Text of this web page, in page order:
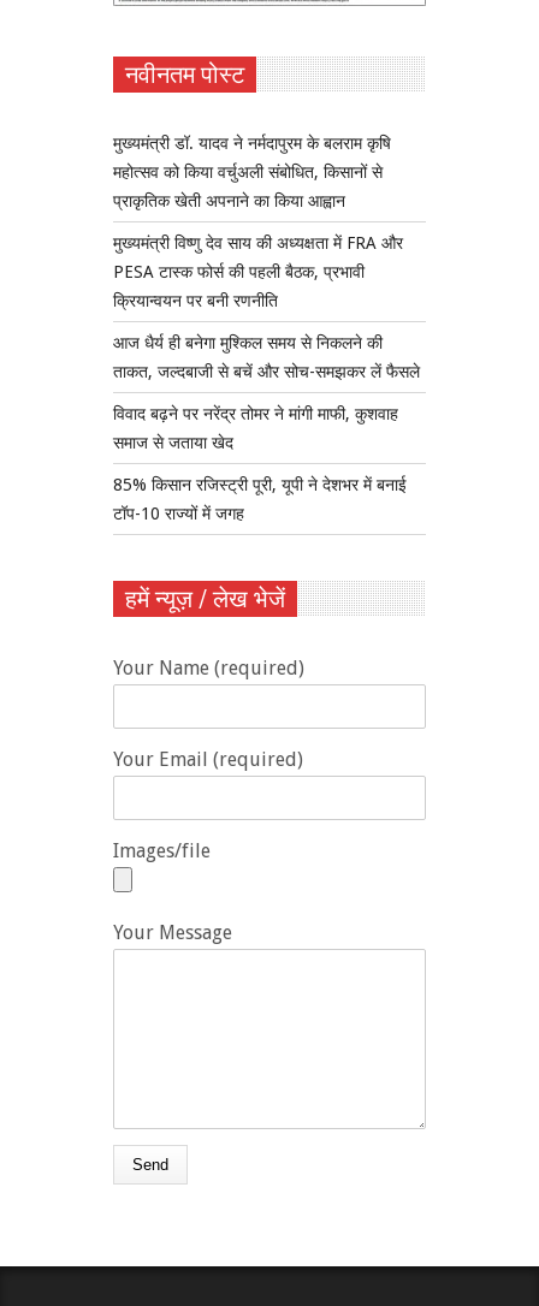
नवीनतम पोस्ट
मुख्यमंत्री डॉ. यादव ने नर्मदापुरम के बलराम कृषि
महोत्सव को किया वर्चुअली संबोधित, किसानों से
प्राकृतिक खेती अपनाने का किया आह्वान
मुख्यमंत्री विष्णु देव साय की अध्यक्षता में FRA और
PESA टास्क फोर्स की पहली बैठक, प्रभावी
क्रियान्वयन पर बनी रणनीति
आज धैर्य ही बनेगा मुश्किल समय से निकलने की
ताकत, जल्दबाजी से बचें और सोच-समझकर लें फैसले
विवाद बढ़ने पर नरेंद्र तोमर ने मांगी माफी, कुशवाह
समाज से जताया खेद
85% किसान रजिस्ट्री पूरी, यूपी ने देशभर में बनाई
टॉप-10 राज्यों में जगह
हमें न्यूज़ / लेख भेजें
Your Name (required)
Your Email (required)
Images/file
Your Message